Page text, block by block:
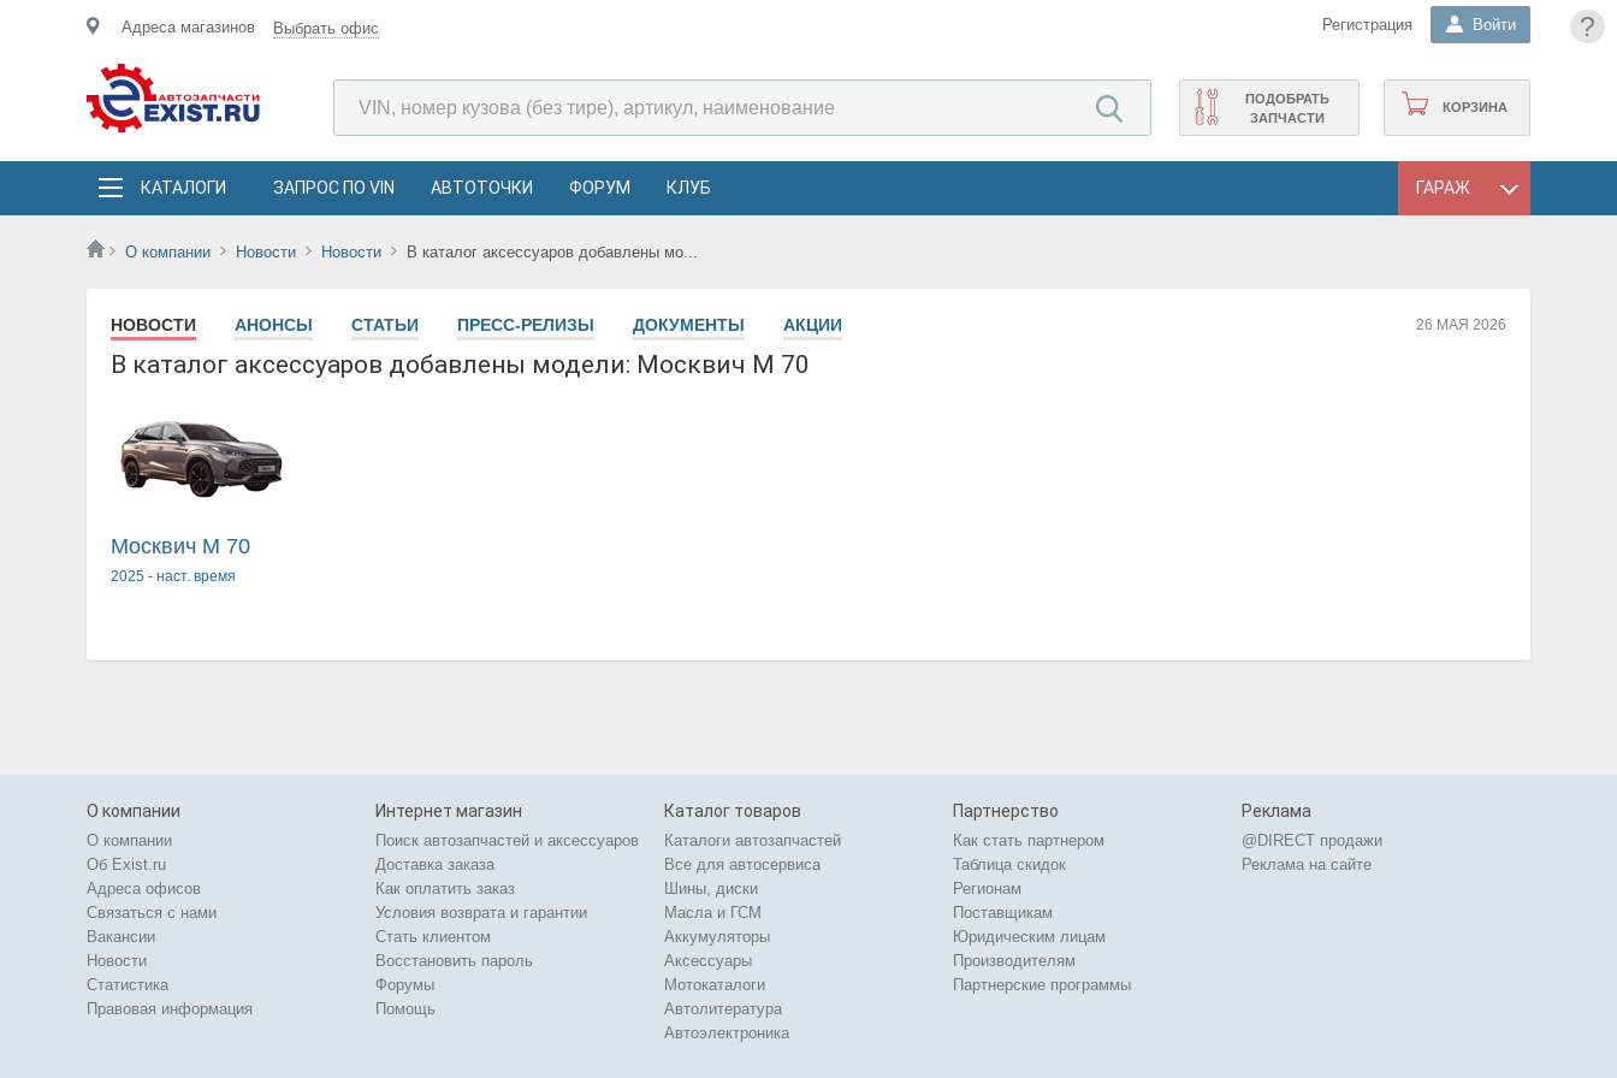
?
Адреса магазинов Выбрать офис Регистрация Войти
КОРЗИНА
ПОДОБРАТЬ
ЗАПЧАСТИ
КАТАЛОГИ ЗАПРОС ПО VIN АВТОТОЧКИ ФОРУМ КЛУБ ГАРАЖ
О компании Новости Новости В каталог аксессуаров добавлены мо...
26 МАЯ 2026
НОВОСТИ АНОНСЫ СТАТЬИ ПРЕСС-РЕЛИЗЫ ДОКУМЕНТЫ АКЦИИ
В каталог аксессуаров добавлены модели: Москвич M 70
Москвич M 70
2025 - наст. время
О компании
О компании
Об Exist.ru
Адреса офисов
Связаться с нами
Вакансии
Новости
Статистика
Правовая информация
Интернет магазин
Поиск автозапчастей и аксессуаров
Доставка заказа
Как оплатить заказ
Условия возврата и гарантии
Стать клиентом
Восстановить пароль
Форумы
Помощь
Каталог товаров
Каталоги автозапчастей
Все для автосервиса
Шины, диски
Масла и ГСМ
Аккумуляторы
Аксессуары
Мотокаталоги
Автолитература
Автоэлектроника
Партнерство
Как стать партнером
Таблица скидок
Регионам
Поставщикам
Юридическим лицам
Производителям
Партнерские программы
Реклама
@DIRECT продажи
Реклама на сайте